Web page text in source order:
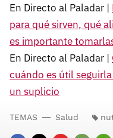
En Directo al Paladar |
para qué sirven, qué
es importante
En Directo al Paladar |
cuándo es útil
un suplicio
TEMAS Salud